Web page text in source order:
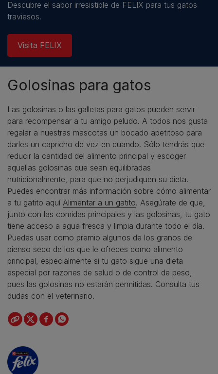
Descubre el sabor irresistible de FELIX para tus gatos
traviesos.
Visita FELIX
Golosinas para gatos
Las golosinas o las galletas para gatos pueden servir
para recompensar a tu amigo peludo. A todos nos gusta
regalar a nuestras mascotas un bocado apetitoso para
darles un capricho de vez en cuando. Sólo tendrás que
reducir la cantidad del alimento principal y escoger
aquellas golosinas que sean equilibradas
nutricionalmente, para que no perjudiquen su dieta.
Puedes encontrar más información sobre cómo alimentar
a tu gatito aquí Alimentar a un gatito. Asegúrate de que,
junto con las comidas principales y las golosinas, tu gato
tiene acceso a agua fresca y limpia durante todo el día.
Puedes usar como premio algunos de los granos de
pienso seco de los que le ofreces como alimento
principal, especialmente si tu gato sigue una dieta
especial por razones de salud o de control de peso,
pues las golosinas no estarán permitidas. Consulta tus
dudas con el veterinario.